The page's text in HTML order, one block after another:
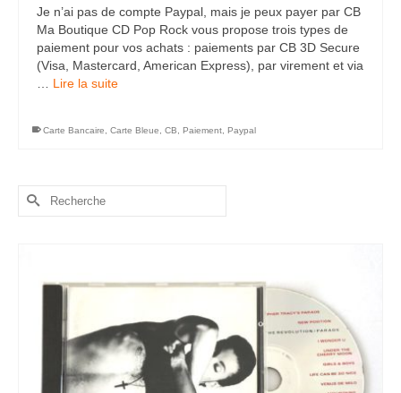
Je n’ai pas de compte Paypal, mais je peux payer par CB
Ma Boutique CD Pop Rock vous propose trois types de
paiement pour vos achats : paiements par CB 3D Secure
(Visa, Mastercard, American Express), par virement et via
Lire la suite
Carte Bancaire Carte Bleue CB Paiement Paypal
Rechercher :